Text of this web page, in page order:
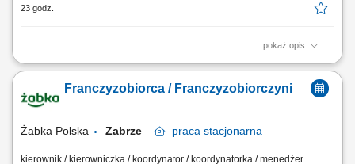
23 godz.
pokaż opis
Główne zadania: Prowadzenie własnej działalności gospodarczej w
obsługi. Monitorowanie stanów magazynowych i zamówień.
Dostosowywanie asortymentu sklepu do potrzeb lokalnego rynku.
Franczyzobiorca / Franczyzobiorczyni
Żabka Polska Zabrze praca stacjonarna
kierownik / kierowniczka / koordynator / koordynatorka / menedżer